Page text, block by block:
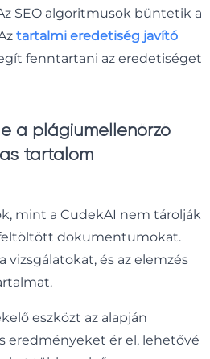
SEO algoritmusok büntetik a
tartalmi eredetiség javító
fenntartani az eredetiséget
a plágiumellenőrző
tartalom
mint a CudekAI nem tárolják
feltöltött dokumentumokat.
vizsgálatokat, és az elemzés
eszközt az alapján
eredményeket ér el, lehetővé